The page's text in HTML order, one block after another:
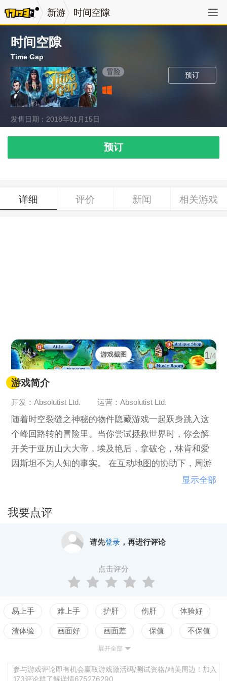
新游 时间空隙
时间空隙
Time Gap
预订
冒险
发售日期：2018年01月15日
预订
详细 评价 新闻 相关游戏
1/4
游戏截图
游戏简介
开发：Absolutist Ltd. 运营：Absolutist Ltd.
随着时空裂缝之神秘的物件隐藏游戏一起跃身跳入这
个峰回路转的冒险里。当你尝试拯救世界时，你会解
开关于亚历山大大帝，埃及艳后，拿破仑，林肯和爱
因斯坦不为人知的事实。 在互动地图的协助下，周游
世界各地，完成多重任务，聚集收藏品和挑战快节奏
事的情节和经历意想不到的结局将会让这个寻宝游戏
各种不同游戏类型的要素，例如物件寻宝，冒险，Mat
ch-3，泡泡射击，桌球，它提供了令人难以置信的丰
的Match 3，泡泡射击和桌球的迷你游戏 -内含迷你桌
球游戏！在世界地图点击暴风就可以开始挑战 -你也可
到地球！你可以在地图上找到它们！ -体验全然不同的
物件隐藏游戏 -发掘杰出人物的有趣事实 -留意游戏的
显示全部
我要点评
请先登录，再进行评论
点击评分
易上手 难上手 护肝 伤肝 体验好
渣体验 画面好 画面差 保值 不保值
测试
展开全部
参与游戏评论即有机会赢取游戏激活码/测试资格/精美周边！加入
173评论群了解详情675276290